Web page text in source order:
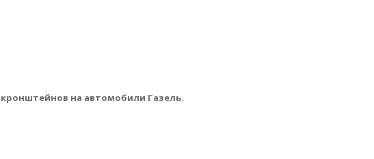
кронштейнов на автомобили Газель.